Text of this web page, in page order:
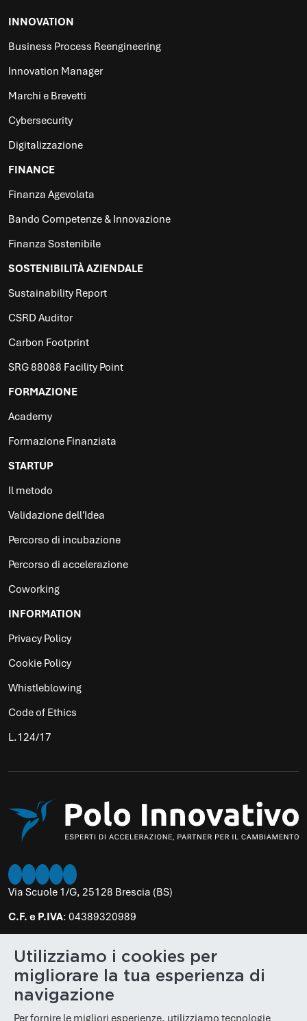
INNOVATION
Business Process Reengineering
Innovation Manager
Marchi e Brevetti
Cybersecurity
Digitalizzazione
FINANCE
Finanza Agevolata
Bando Competenze & Innovazione
Finanza Sostenibile
SOSTENIBILITÀ AZIENDALE
Sustainability Report
CSRD Auditor
Carbon Footprint
SRG 88088 Facility Point
FORMAZIONE
Academy
Formazione Finanziata
STARTUP
Il metodo
Validazione dell'Idea
Percorso di incubazione
Percorso di accelerazione
Coworking
INFORMATION
Privacy Policy
Cookie Policy
Whistleblowing
Code of Ethics
L.124/17
Instagram
LinkedIn
Facebook
TwitterYoutube
Via Scuole 1/G, 25128 Brescia (BS)
C.F. e P.IVA: 04389320989
N. REA : BS 610848
Cap. Soc.: € 100.000,00
Utilizziamo i cookies per
migliorare la tua esperienza di
navigazione
Per fornire le migliori esperienze, utilizziamo tecnologie